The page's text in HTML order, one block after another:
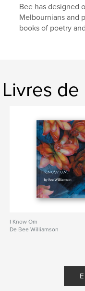
Bee has designed
Melbournians and
books of poetry
Livres
I Know Om
De Bee Williamson